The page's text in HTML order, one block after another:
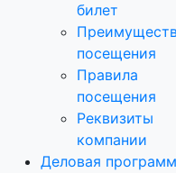
билет
посещения
Правила
посещения
Реквизиты
компании
Деловая